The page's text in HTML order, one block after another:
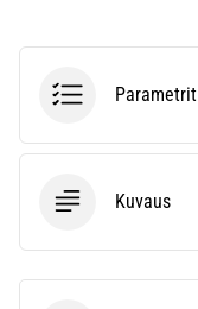
kaikki
artikkelit
Parametrit
Kuvaus